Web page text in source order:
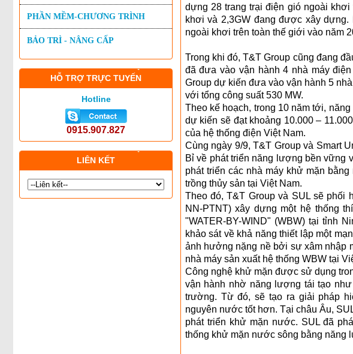
PHẦN MỀM-CHƯƠNG TRÌNH
BẢO TRÌ - NÂNG CẤP
HỖ TRỢ TRỰC TUYẾN
Hotline
0915.907.827
LIÊN KẾT
dựng 28 trang trại điện gió ngoài
khơi và 2,3GW đang được xây
ngoài khơi trên toàn thế giới vào năm
Trong khi đó, T&T Group cũng đang
đã đưa vào vận hành 4 nhà máy
Group dự kiến đưa vào vận hành 5
với tổng công suất 530 MW.
Theo kế hoạch, trong 10 năm tới,
dự kiến sẽ đạt khoảng 10.000 –
của hệ thống điện Việt Nam.
Cùng ngày 9/9, T&T Group và Smart
Bỉ về phát triển năng lượng bền vững
phát triển các nhà máy khử mặn
trồng thủy sản tại Việt Nam.
Theo đó, T&T Group và SUL sẽ
NN-PTNT) xây dựng một hệ thống
"WATER-BY-WIND" (WBW) tại tỉnh
khảo sát về khả năng thiết lập một
ảnh hưởng nặng nề bởi sự xâm nhập
nhà máy sản xuất hệ thống WBW tại
Công nghệ khử mặn được sử dụng
vận hành nhờ năng lượng tái tạo
trường. Từ đó, sẽ tạo ra giải pháp
nguyên nước tốt hơn. Tại châu Âu,
phát triển khử mặn nước. SUL đã
thống khử mặn nước sông bằng năng